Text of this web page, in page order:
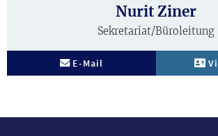
Nurit Ziner
Sekretariat/Büroleitung
E-Mail